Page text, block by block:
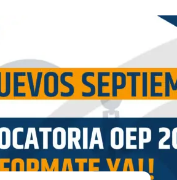
este Ministerio en el plazo
contará a partir del día siguiente